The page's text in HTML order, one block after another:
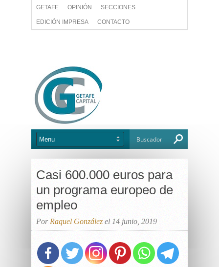
GETAFE OPINIÓN SECCIONES
EDICIÓN IMPRESA CONTACTO
Casi 600.000 euros para
un programa europeo de
empleo
Por Raquel González el 14 junio, 2019